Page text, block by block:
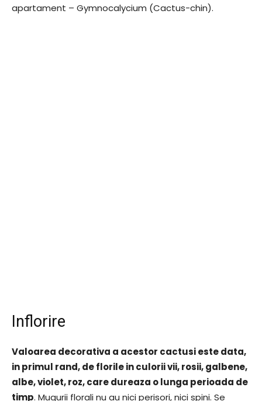
apartament – Gymnocalycium (Cactus-chin).
Inflorire
Valoarea decorativa a acestor cactusi este data,
in primul rand, de florile in culorii vii, rosii, galbene,
albe, violet, roz, care dureaza o lunga perioada de
timp. Mugurii florali nu au nici perisori, nici spini. Se